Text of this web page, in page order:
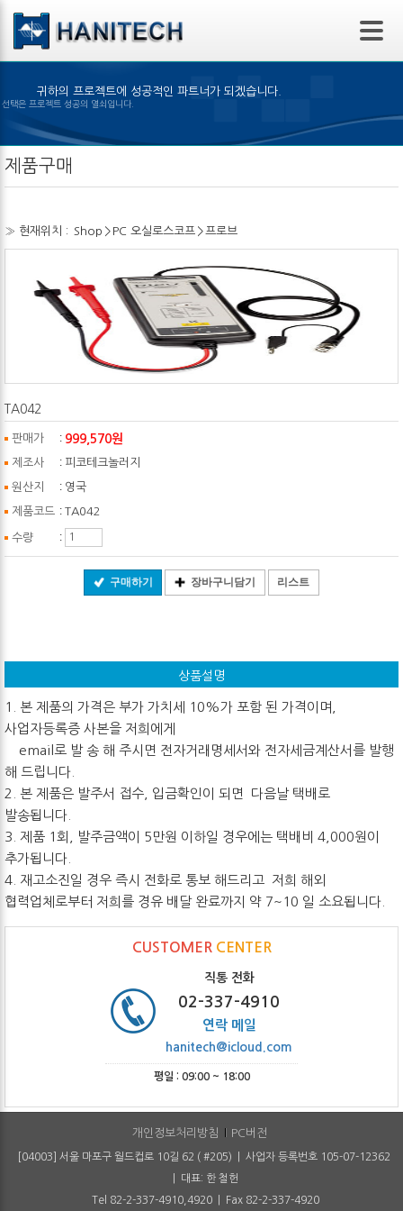
본문 바로가기
귀하의 프로젝트에 성공적인 파트너가 되겠습니다.
제품의 선택은 프로젝트 성공의 열쇠입니다.
제품구매
» 현재위치 : Shop > PC 오실로스코프 >프로브
TA042
판매가 : 999,570원
제조사 : 피코테크놀러지
원산지 : 영국
제품코드 : TA042
수량 :
구매하기 장바구니담기 리스트
상품설명
1. 본 제품의 가격은 부가 가치세 10%가 포함 된 가격이며,
사업자등록증 사본을 저희에게
email로 발 송 해 주시면 전자거래명세서와 전자세금계산서를 발행
해 드립니다.
2. 본 제품은 발주서 접수, 입금확인이 되면 다음날 택배로
발송됩니다.
3. 제품 1회, 발주금액이 5만원 이하일 경우에는 택배비 4,000원이
추가됩니다.
4. 재고소진일 경우 즉시 전화로 통보 해드리고 저희 해외
협력업체로부터 저희를 경유 배달 완료까지 약 7~10 일 소요됩니다.
CUSTOMER CENTER
직통 전화
02-337-4910
연락 메일
hanitech@icloud.com
평일 : 09:00 ~ 18:00
개인정보처리방침 PC버전
[04003] 서울 마포구 월드컵로 10길 62 ( #205) | 사업자 등록번호 105-07-12362
| 대표: 한 철헌
Tel 82-2-337-4910,4920 | Fax 82-2-337-4920